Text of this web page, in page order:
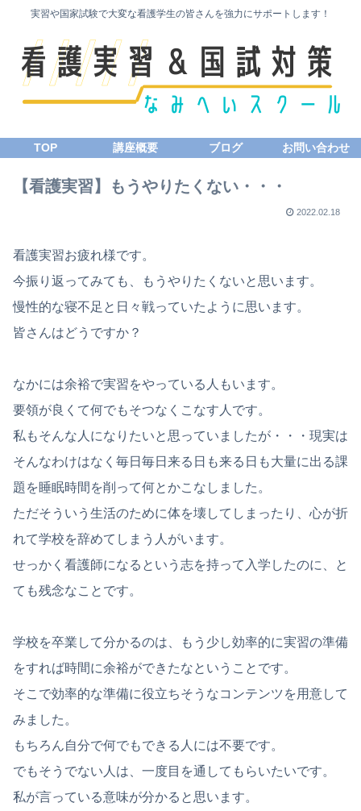
実習や国家試験で大変な看護学生の皆さんを強力にサポートします！
TOP 講座概要 ブログ お問い合わせ
【看護実習】もうやりたくない・・・
2022.02.18
看護実習お疲れ様です。
今振り返ってみても、もうやりたくないと思います。
慢性的な寝不足と日々戦っていたように思います。
皆さんはどうですか？
なかには余裕で実習をやっている人もいます。
要領が良くて何でもそつなくこなす人です。
私もそんな人になりたいと思っていましたが・・・現実は
そんなわけはなく毎日毎日来る日も来る日も大量に出る課
題を睡眠時間を削って何とかこなしました。
ただそういう生活のために体を壊してしまったり、心が折
れて学校を辞めてしまう人がいます。
せっかく看護師になるという志を持って入学したのに、と
ても残念なことです。
学校を卒業して分かるのは、もう少し効率的に実習の準備
をすれば時間に余裕ができたなということです。
そこで効率的な準備に役立ちそうなコンテンツを用意して
みました。
もちろん自分で何でもできる人には不要です。
でもそうでない人は、一度目を通してもらいたいです。
私が言っている意味が分かると思います。